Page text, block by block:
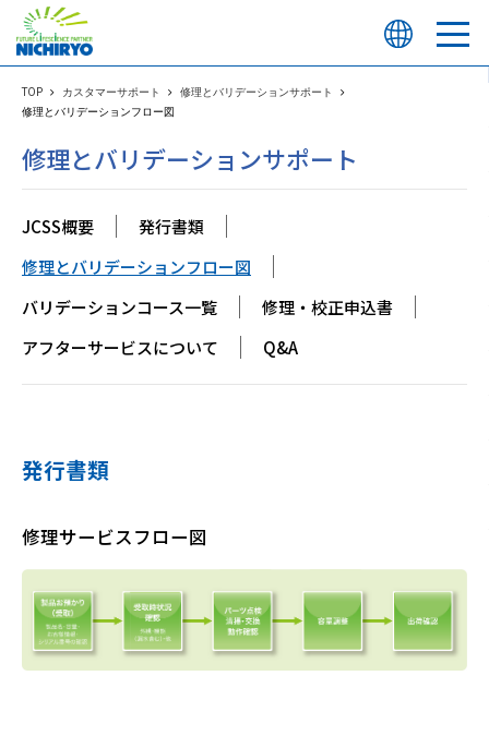
TOP カスタマーサポート
修理とバリデーションサポート
修理とバリデーションフロー図
修理とバリデーションサポート
JCSS概要
発行書類
修理とバリデーションフロー図
バリデーションコース一覧
修理・校正申込書
アフターサービスについて
Q&A
発行書類
修理サービスフロー図